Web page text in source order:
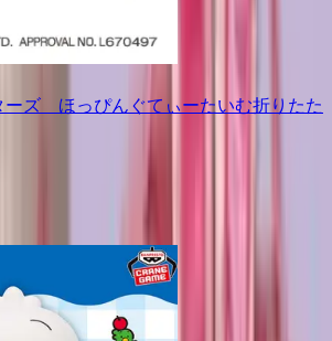
ーズ ほっぴんぐてぃーたいむ折りたた